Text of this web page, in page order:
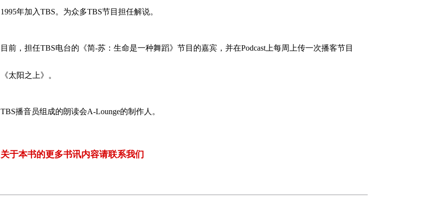
1995年加入TBS。为众多TBS节目担任解说。
目前，担任TBS电台的《简-苏：生命是一种舞蹈》节目的嘉宾，并在Podcast 上每周上传一次播客节目
《太阳之上》。
TBS播音员组成的朗读会A-Lounge的制作人。
关于本书的更多书讯内容请联系我们